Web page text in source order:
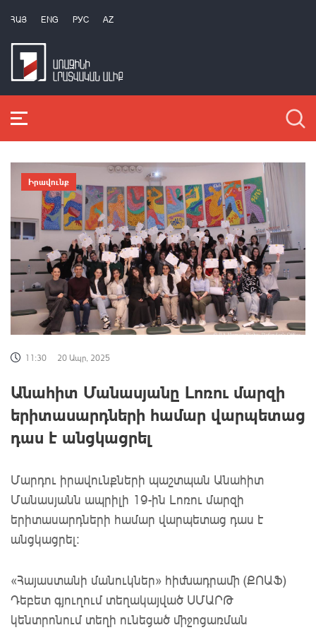
ՀԱՅ ENG РУС AZ
Իրավունք
11:30 20 Ապր, 2025
Անահիտ Մանասյանը Լոռու մարզի
երիտասարդների համար վարպետաց
դաս է անցկացրել
Մարդու իրավունքների պաշտպան Անահիտ
Մանասյանն ապրիլի 19-ին Լոռու մարզի
երիտասարդների համար վարպետաց դաս է
անցկացրել:
«Հայաստանի մանուկներ» հիմնադրամի (ՔՈԱՖ)
Դեբետ գյուղում տեղակայված ՍՄԱՐԹ
կենտրոնում տեղի ունեցած միջոցառման